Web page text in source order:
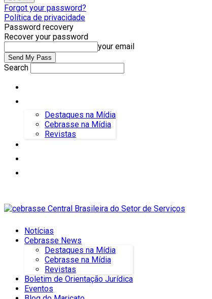
Forgot your password?
Política de privacidade
Password recovery
Recover your password
your email
Search
Destaques na Mídia
Cebrasse na Mídia
Revistas
Notícias
Cebrasse News
Destaques na Mídia
Cebrasse na Mídia
Revistas
Boletim de Orientação Jurídica
Eventos